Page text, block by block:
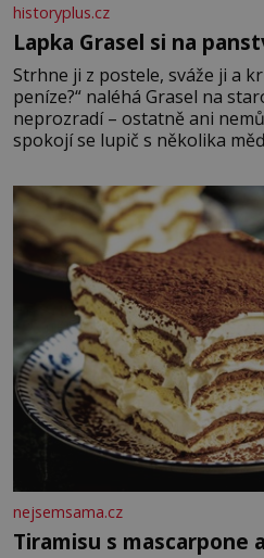
historyplus.cz
Lapka Grasel si na
Strhne ji z postele, sváže ji a
peníze?“ naléhá Grasel na
neprozradí – ostatně ani
spokojí se lupič s několika
krutý. Jeho činy budí hrůzu
nejsemsama.cz
Tiramisu s mascarpone